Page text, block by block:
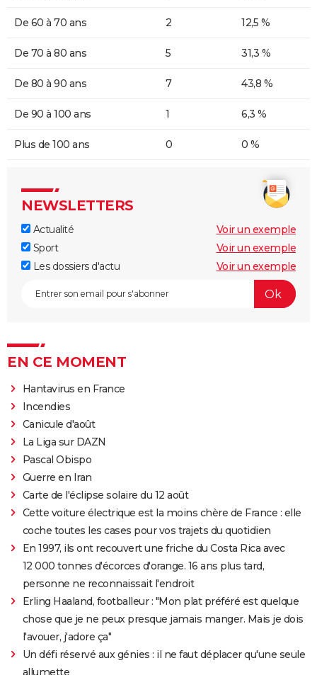
De 60 à 70 ans 2 12,5 %
De 70 à 80 ans 5 31,3 %
De 80 à 90 ans 7 43,8 %
De 90 à 100 ans 1 6,3 %
Plus de 100 ans 0 0 %
NEWSLETTERS
Actualité
Voir un exemple
Sport
Voir un exemple
Les dossiers d'actu
Voir un exemple
EN CE MOMENT
Hantavirus en France
Incendies
Canicule d'août
La Liga sur DAZN
Pascal Obispo
Guerre en Iran
Carte de l'éclipse solaire du 12 août
Cette voiture électrique est la moins chère de France : elle
coche toutes les cases pour vos trajets du quotidien
En 1997, ils ont recouvert une friche du Costa Rica avec
12 000 tonnes d'écorces d'orange. 16 ans plus tard,
personne ne reconnaissait l'endroit
Erling Haaland, footballeur : "Mon plat préféré est quelque
chose que je ne peux presque jamais manger. Mais je dois
l'avouer, j'adore ça"
Un défi réservé aux génies : il ne faut déplacer qu'une seule
allumette